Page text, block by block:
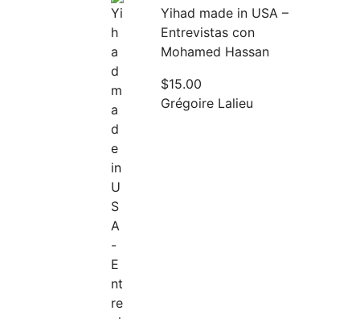
Yihad made in USA –
Entrevistas con
Mohamed Hassan
$15.00
Grégoire Lalieu